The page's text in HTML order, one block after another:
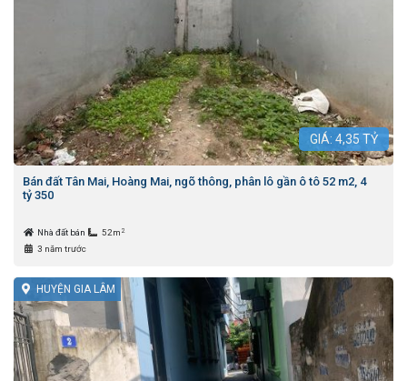
GIÁ: 4,35 TỶ
Bán đất Tân Mai, Hoàng Mai, ngõ thông, phân lô gần ô tô 52 m2, 4
tỷ 350
Nhà đất bán 52m 2
3 năm trước
HUYỆN GIA LÂM